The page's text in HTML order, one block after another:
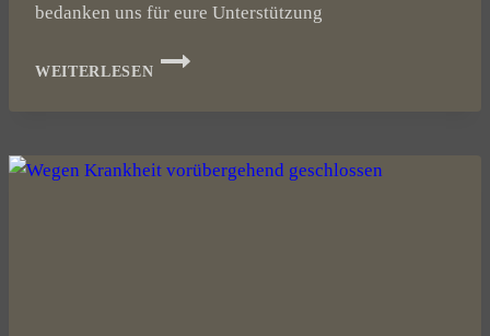
bedanken uns für eure Unterstützung
WEITERLESEN
EINGESCHRÄNKTER